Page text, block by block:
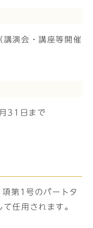
講演会・講座等開催
31日まで
第1号のパートタ
任用されます。